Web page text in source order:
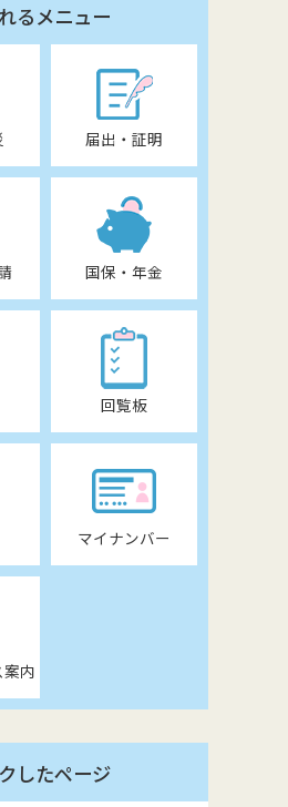
るメニュー
届出・証明
国保・年金
回覧板
マイナンバー
内
したページ